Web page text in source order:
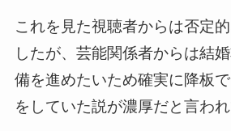
これを見た視聴者からは否定
したが、芸能関係者からは結
備を進めたいため確実に降板
をしていた説が濃厚だと言われ